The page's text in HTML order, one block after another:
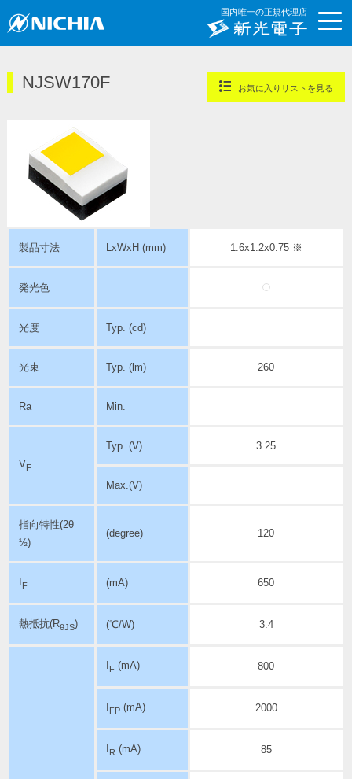
国内唯一の正規代理店
NJSW170F お気に入りリストを見る
製品寸法 LxWxH (mm) 1.6x1.2x0.75 ※
発光色
光度 Typ. (cd)
光束 Typ. (lm) 260
Ra Min.
VF
Typ. (V) 3.25
Max.(V)
指向特性(2θ
½)
(degree) 120
F (mA) 650
熱抵抗(RθJS) (℃/W) 3.4
F(mA) 800
FP(mA) 2000
R (mA) 85